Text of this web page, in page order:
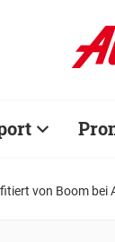
von Boom bei